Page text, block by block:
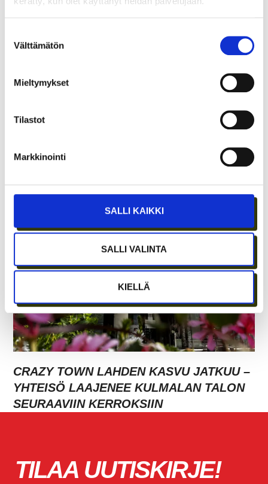
valinta
Välttämätön
Mieltymykset
Tilastot
Markkinointi
SALLI KAIKKI
SALLI VALINTA
KIELLÄ
KOKOUSTILOJA?
PARHAAT IDEAT SYNTYVÄT EDELLEEN
IHMISTEN AIDOISSA KOHTAAMISISSA
CRAZY TOWN LAHDEN KASVU JATKUU –
YHTEISÖ LAAJENEE KULMALAN TALON
SEURAAVIIN KERROKSIIN
TILAA UUTISKIRJE!